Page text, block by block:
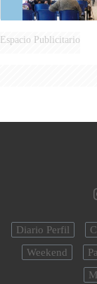
Espacio Publicitario
Diario Perfil
Weekend